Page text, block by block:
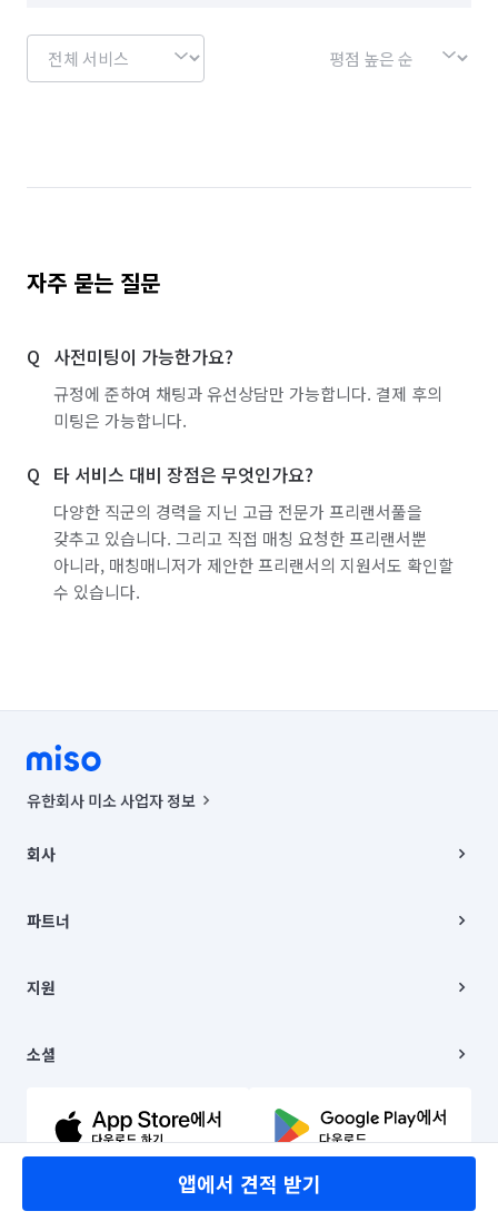
자주 묻는 질문
사전미팅이 가능한가요?
규정에 준하여 채팅과 유선상담만 가능합니다. 결제 후의
미팅은 가능합니다.
타 서비스 대비 장점은 무엇인가요?
다양한 직군의 경력을 지닌 고급 전문가 프리랜서풀을
갖추고 있습니다. 그리고 직접 매칭 요청한 프리랜서뿐
아니라, 매칭매니저가 제안한 프리랜서의 지원서도 확인할
수 있습니다.
앱에서 견적 받기
유한회사 미소 사업자 정보
00019 |
주소 | 본사: 서울특별시 종로구 율곡로 6(중학동, 트윈트리빌딩) B동 5층
컨택센터 : 서울특별시 종로구 수송동 율곡로 24, 7층, 8층 미소
상품, 상품정보, 거래에 관한 의무와 책임은 거래당사자에게 있습니다.
언론 보도 관련 문의:
© 유한회사 미소. Miso, Inc. All Rights Reserved.
회사
채용
파트너
이사
지원
이용약관
문의하기
소셜
유튜브